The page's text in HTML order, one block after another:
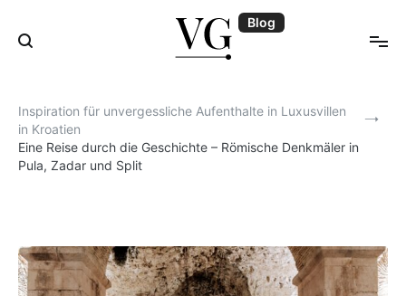
springen
Blog
Inspiration für unvergessliche Aufenthalte in Luxusvillen
in Kroatien
Eine Reise durch die Geschichte – Römische Denkmäler in
Pula, Zadar und Split